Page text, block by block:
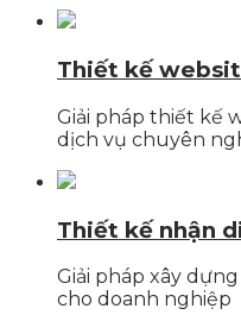
Thiết kế
Giải pháp thiết kế
dịch vụ chuyên
Thiết kế nhận
Giải pháp xây
cho doanh nghiệp